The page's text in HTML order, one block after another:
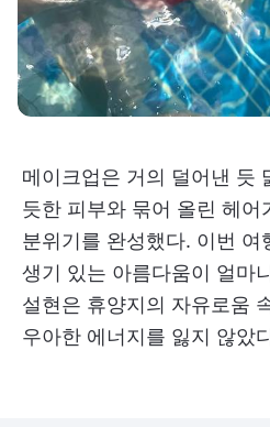
메이크업은 거의 덜어낸 듯
듯한 피부와 묶어 올린 헤어
분위기를 완성했다. 이번
생기 있는 아름다움이 얼마
설현은 휴양지의 자유로움
우아한 에너지를 잃지 않았